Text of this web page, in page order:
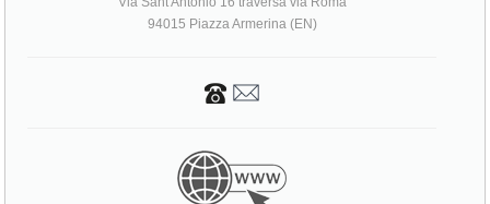
94015 Piazza Armerina (EN)